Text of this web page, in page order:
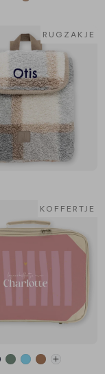
RUGZAKJE
KOFFERTJE